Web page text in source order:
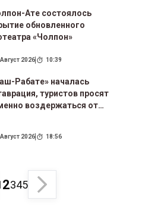
Ате состоялось
обновленного
«Чолпон»
2026 10:39
Рабате» началась
туристов просят
воздержаться от
2026 18:56
2345